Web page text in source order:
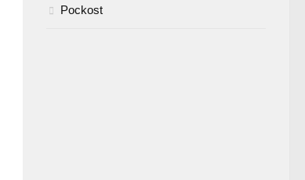
Pockost